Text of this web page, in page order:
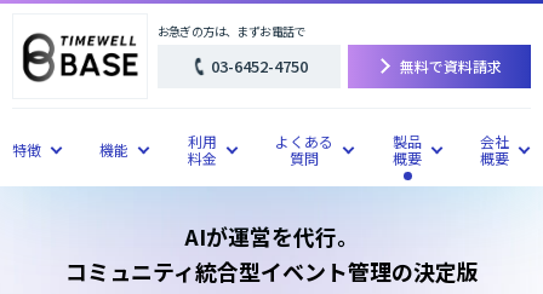
特徴 機能
利用
料金
よくある
質問
製品
概要
会社
概要
お急ぎの方は、まずお電話で
03-6452-4750 無料で資料請求
AIが運営を代行。
コミュニティ統合型イベント管理の決定版